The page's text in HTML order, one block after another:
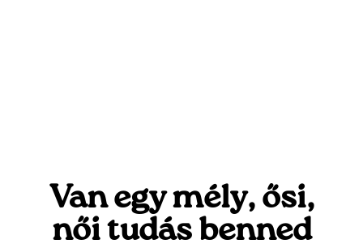
Van egy mély, ősi,
női tudás benned